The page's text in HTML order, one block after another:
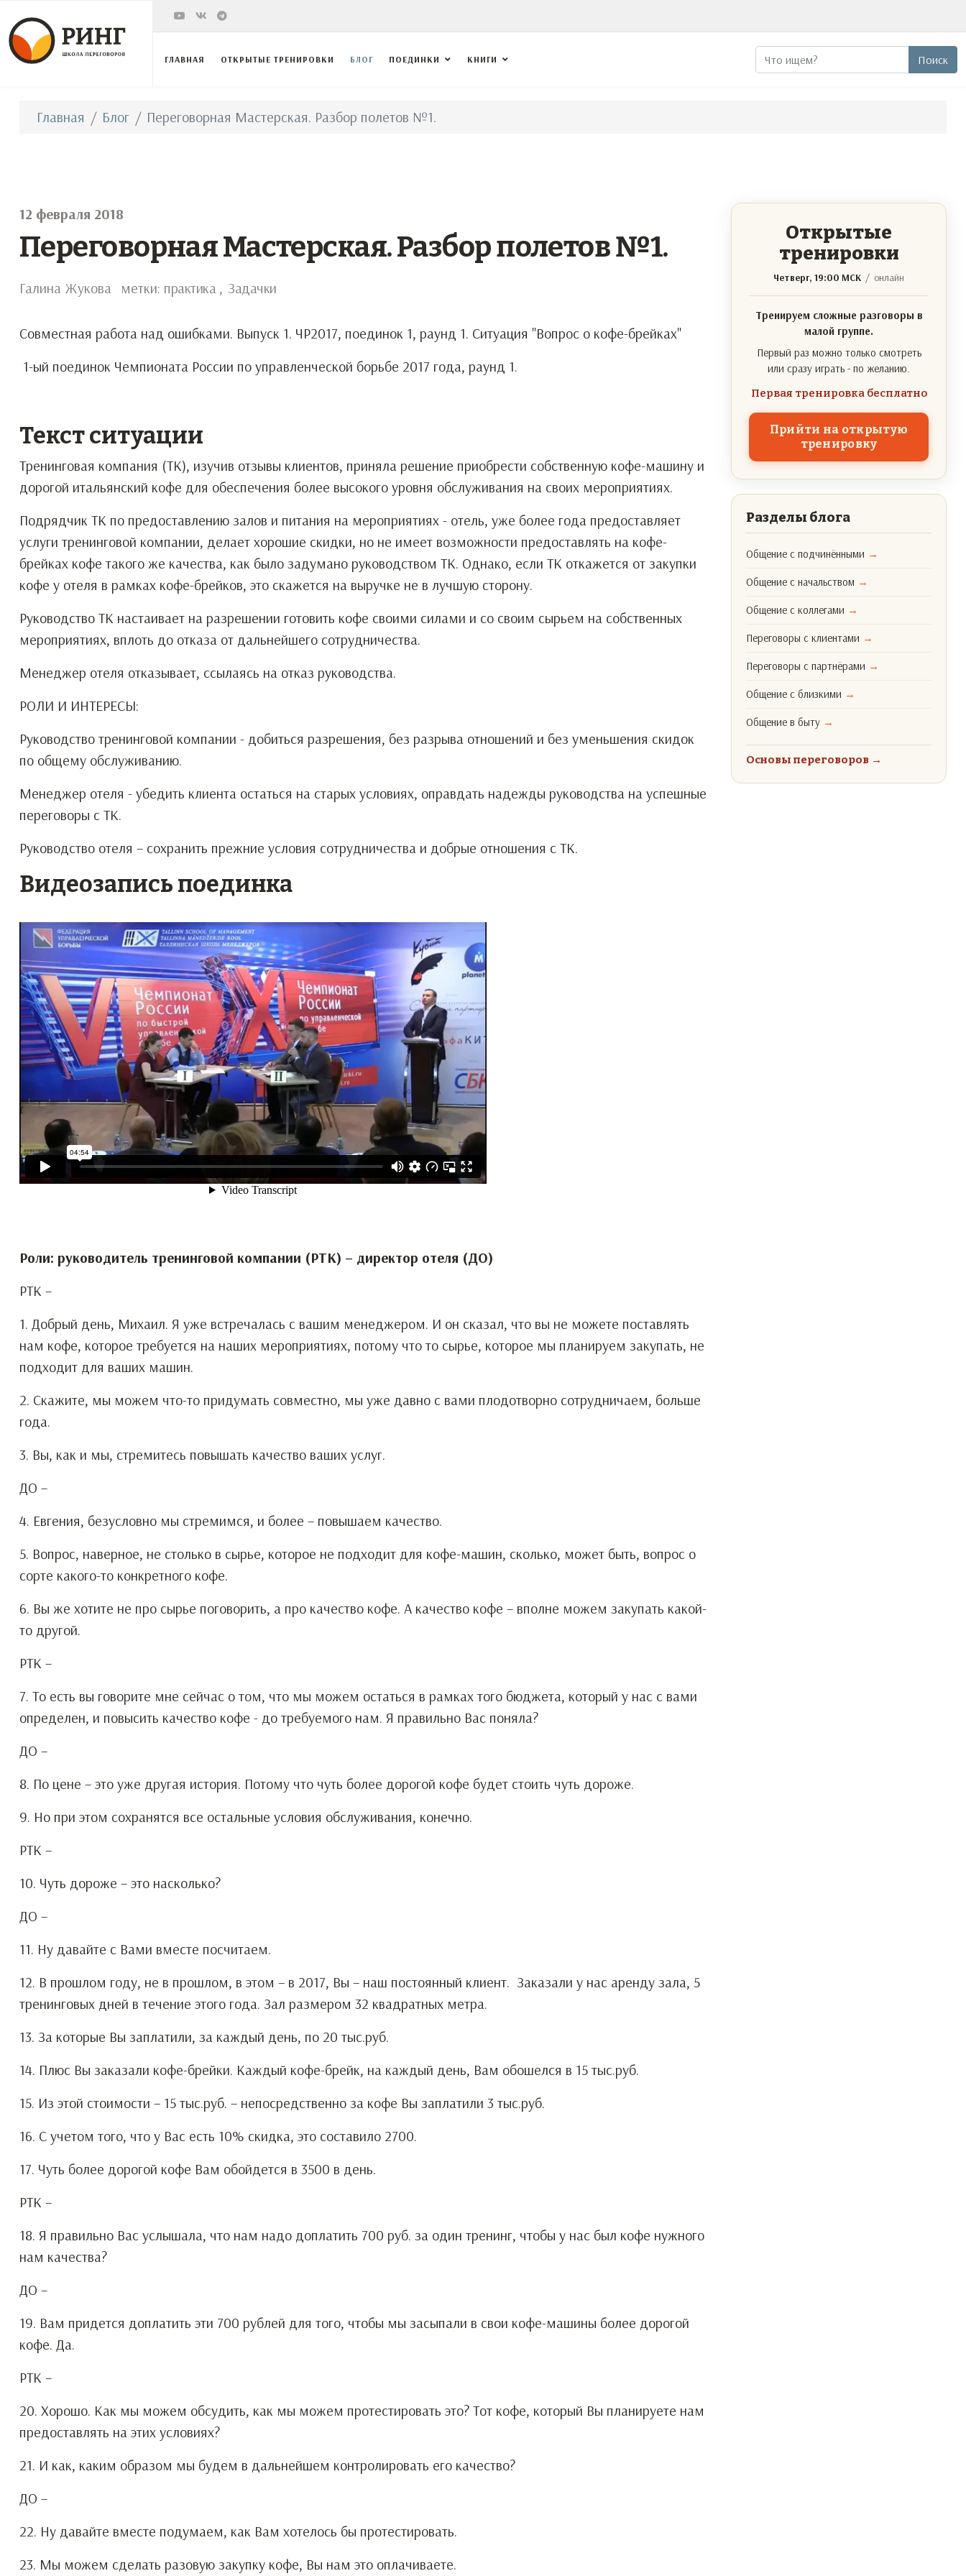
Поиск Поиск
ГЛАВНАЯ ОТКРЫТЫЕ ТРЕНИРОВКИ БЛОГ ПОЕДИНКИ КНИГИ
Главная Блог Переговорная Мастерская. Разбор полетов №1.
Переговорная Мастерская. Разбор полетов №1.
Галина Жукова
12 февраля 2018
метки: практика Задачки
Совместная работа над ошибками. Выпуск 1. ЧР2017, поединок 1, раунд 1. Ситуация "Вопрос о кофе-брейках"
1-ый поединок Чемпионата России по управленческой борьбе 2017 года, раунд 1.
Текст ситуации
Тренинговая компания (ТК), изучив отзывы клиентов, приняла решение приобрести собственную кофе-машину и
дорогой итальянский кофе для обеспечения более высокого уровня обслуживания на своих мероприятиях.
Подрядчик ТК по предоставлению залов и питания на мероприятиях - отель, уже более года предоставляет
услуги тренинговой компании, делает хорошие скидки, но не имеет возможности предоставлять на кофе-
брейках кофе такого же качества, как было задумано руководством ТК. Однако, если ТК откажется от закупки
кофе у отеля в рамках кофе-брейков, это скажется на выручке не в лучшую сторону.
Руководство ТК настаивает на разрешении готовить кофе своими силами и со своим сырьем на собственных
мероприятиях, вплоть до отказа от дальнейшего сотрудничества.
Менеджер отеля отказывает, ссылаясь на отказ руководства.
РОЛИ И ИНТЕРЕСЫ:
Руководство тренинговой компании - добиться разрешения, без разрыва отношений и без уменьшения скидок
по общему обслуживанию.
Менеджер отеля - убедить клиента остаться на старых условиях, оправдать надежды руководства на успешные
переговоры с ТК.
Руководство отеля – сохранить прежние условия сотрудничества и добрые отношения с ТК.
Видеозапись поединка
Роли: руководитель тренинговой компании (РТК) – директор отеля (ДО)
РТК –
1. Добрый день, Михаил. Я уже встречалась с вашим менеджером. И он сказал, что вы не можете поставлять
нам кофе, которое требуется на наших мероприятиях, потому что то сырье, которое мы планируем закупать, не
подходит для ваших машин.
2. Скажите, мы можем что-то придумать совместно, мы уже давно с вами плодотворно сотрудничаем, больше
года.
3. Вы, как и мы, стремитесь повышать качество ваших услуг.
ДО –
4. Евгения, безусловно мы стремимся, и более – повышаем качество.
5. Вопрос, наверное, не столько в сырье, которое не подходит для кофе-машин, сколько, может быть, вопрос о
сорте какого-то конкретного кофе.
6. Вы же хотите не про сырье поговорить, а про качество кофе. А качество кофе – вполне можем закупать какой-
то другой.
РТК –
7. То есть вы говорите мне сейчас о том, что мы можем остаться в рамках того бюджета, который у нас с вами
определен, и повысить качество кофе - до требуемого нам. Я правильно Вас поняла?
ДО –
8. По цене – это уже другая история. Потому что чуть более дорогой кофе будет стоить чуть дороже.
9. Но при этом сохранятся все остальные условия обслуживания, конечно.
РТК –
10. Чуть дороже – это насколько?
ДО –
11. Ну давайте с Вами вместе посчитаем.
12. В прошлом году, не в прошлом, в этом – в 2017, Вы – наш постоянный клиент. Заказали у нас аренду зала, 5
тренинговых дней в течение этого года. Зал размером 32 квадратных метра.
13. За которые Вы заплатили, за каждый день, по 20 тыс.руб.
14. Плюс Вы заказали кофе-брейки. Каждый кофе-брейк, на каждый день, Вам обошелся в 15 тыс.руб.
15. Из этой стоимости – 15 тыс.руб. – непосредственно за кофе Вы заплатили 3 тыс.руб.
16. С учетом того, что у Вас есть 10% скидка, это составило 2700.
17. Чуть более дорогой кофе Вам обойдется в 3500 в день.
РТК –
18. Я правильно Вас услышала, что нам надо доплатить 700 руб. за один тренинг, чтобы у нас был кофе нужного
нам качества?
ДО –
19. Вам придется доплатить эти 700 рублей для того, чтобы мы засыпали в свои кофе-машины более дорогой
кофе. Да.
РТК –
20. Хорошо. Как мы можем обсудить, как мы можем протестировать это? Тот кофе, который Вы планируете нам
предоставлять на этих условиях?
21. И как, каким образом мы будем в дальнейшем контролировать его качество?
ДО –
22. Ну давайте вместе подумаем, как Вам хотелось бы протестировать.
23. Мы можем сделать разовую закупку кофе, Вы нам это оплачиваете.
Открытые
тренировки
Четверг, 19:00 МСК / онлайн
Тренируем сложные разговоры в
малой группе.
Первый раз можно только смотреть
или сразу играть - по желанию.
Первая тренировка бесплатно
Прийти на открытую
тренировку
Разделы блога
Общение с подчинёнными →
Общение с начальством →
Общение с коллегами →
Переговоры с клиентами →
Переговоры с партнёрами →
Общение с близкими →
Общение в быту →
Основы переговоров →